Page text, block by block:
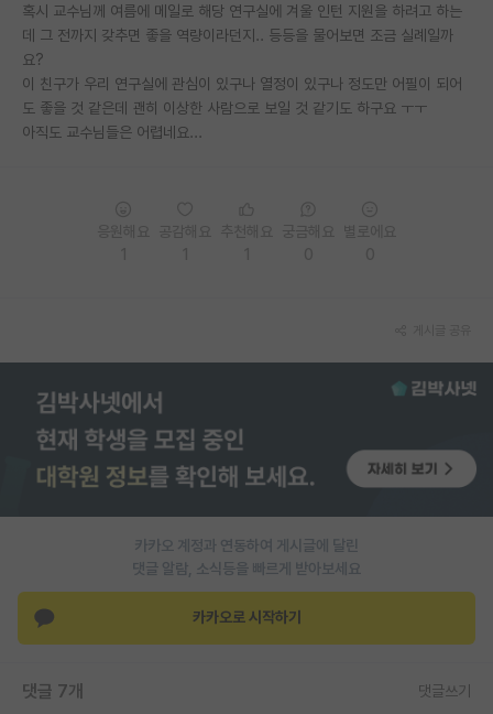
취업 게시판
PI 전용 게시판
유학교육
반도체 아카데미
재팬라운지 🌸
혹시 교수님께 여름에 메일로 해당 연구실에 겨울 인턴 지원을 하려고 하는
데 그 전까지 갖추면 좋을 역량이라던지.. 등등을 물어보면 조금 실례일까
요?
이 친구가 우리 연구실에 관심이 있구나 열정이 있구나 정도만 어필이 되어
도 좋을 것 같은데 괜히 이상한 사람으로 보일 것 같기도 하구요 ㅜㅜ
아직도 교수님들은 어렵네요...
카카오 계정과 연동하여 게시글에 달린
댓글 알람, 소식등을 빠르게 받아보세요
카카오로 시작하기
댓글 7개 댓글쓰기